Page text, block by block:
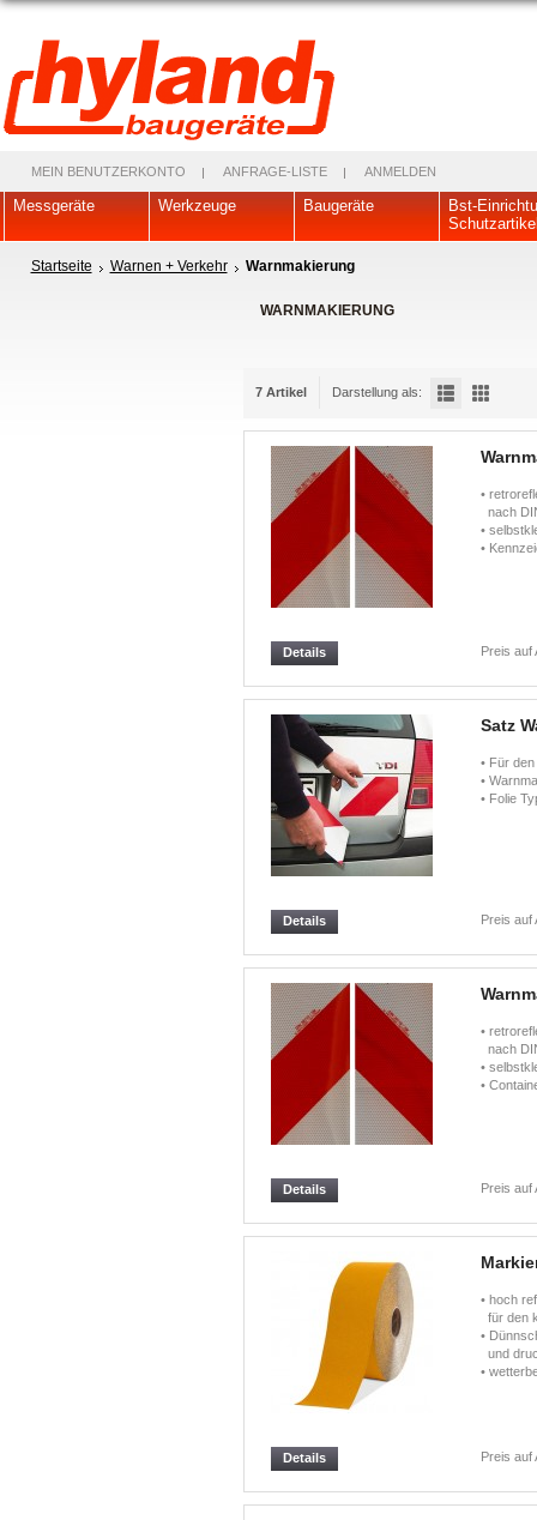
MEIN BENUTZERKONTO ANFRAGE-LISTE ANMELDEN
Messgeräte Werkzeuge Baugeräte
Bst-
Startseite Warnen + Verkehr Warnmakierung
WARNMAKIERUNG
7 Artikel Darstellung als:
•
nach
•
•
Preis auf
Details
Satz
• Für
•
• Folie
Preis auf
Details
•
nach
•
•
Preis auf
Details
• hoch
für den
•
und
•
Preis auf
Details